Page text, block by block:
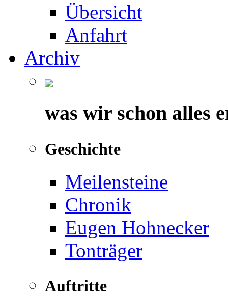
Übersicht
Anfahrt
Archiv
was wir schon alles
Geschichte
Meilensteine
Chronik
Eugen Hohnecker
Tonträger
Auftritte